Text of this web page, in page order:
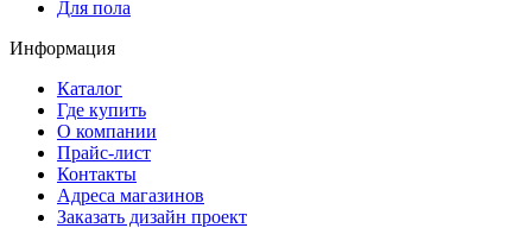
Для пола
Информация
Каталог
Где купить
О компании
Прайс-лист
Контакты
Адреса магазинов
Заказать дизайн проект